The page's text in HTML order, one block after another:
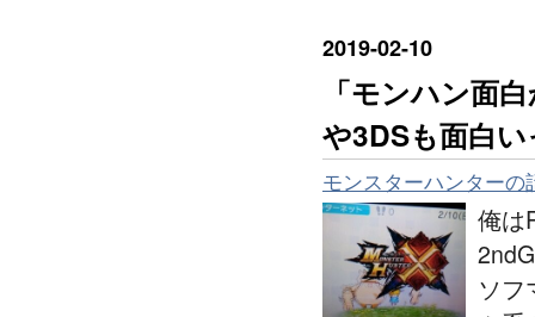
2019-02-10
「モンハン面
や3DSも面白
モンスターハンターの
俺は
ソフ